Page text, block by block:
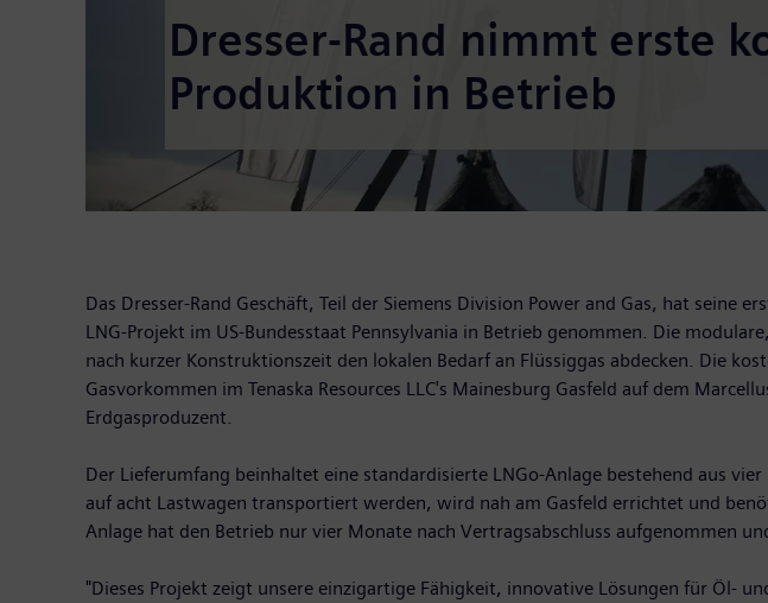
Dresser-Rand nimmt erste
Produktion in Betrieb
Das Dresser-Rand Geschäft, Teil der Siemens Division Power and Gas, hat seine
LNG-Projekt im US-Bundesstaat Pennsylvania in Betrieb genommen. Die
nach kurzer Konstruktionszeit den lokalen Bedarf an Flüssiggas abdecken. Die
Gasvorkommen im Tenaska Resources LLC's Mainesburg Gasfeld auf dem
Erdgasproduzent.
Der Lieferumfang beinhaltet eine standardisierte LNGo-Anlage bestehend aus
auf acht Lastwagen transportiert werden, wird nah am Gasfeld errichtet und
Anlage hat den Betrieb nur vier Monate nach Vertragsabschluss aufgenommen
"Dieses Projekt zeigt unsere einzigartige Fähigkeit, innovative Lösungen für Öl-